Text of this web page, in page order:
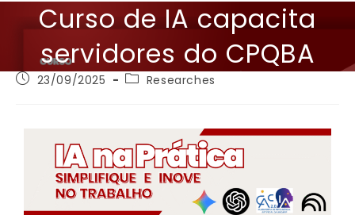
Curso de IA capacita
servidores do CPQBA
23/09/2025 Researches